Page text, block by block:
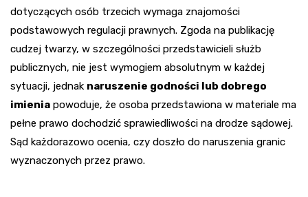
dotyczących osób trzecich wymaga znajomości
podstawowych regulacji prawnych. Zgoda na publikację
cudzej twarzy, w szczególności przedstawicieli służb
publicznych, nie jest wymogiem absolutnym w każdej
sytuacji, jednak naruszenie godności lub dobrego
imienia powoduje, że osoba przedstawiona w materiale ma
pełne prawo dochodzić sprawiedliwości na drodze sądowej.
Sąd każdorazowo ocenia, czy doszło do naruszenia granic
wyznaczonych przez prawo.